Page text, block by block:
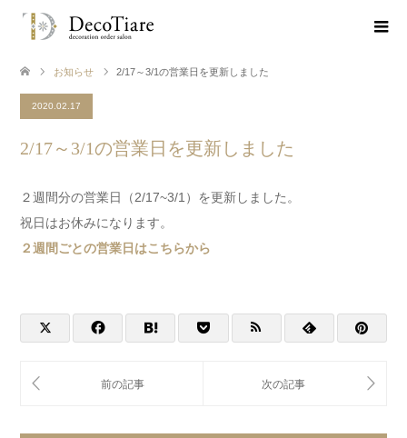
お知らせ 2/17～3/1の営業日を更新しました
2020.02.17
2/17～3/1の営業日を更新しました
２週間分の営業日（2/17~3/1）を更新しました。
祝日はお休みになります。
２週間ごとの営業日はこちらから